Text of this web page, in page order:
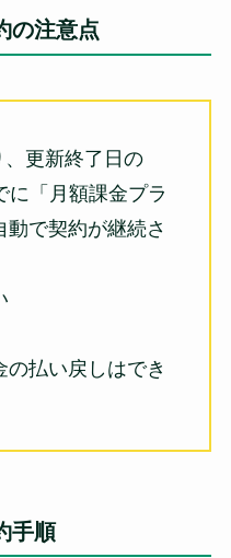
の注意点
、更新終了日の
に「月額課金プラ
動で契約が継続さ
の払い戻しはでき
手順